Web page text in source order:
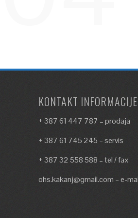
KONTAKT INFORMACIJE
+ 387 61 447 787 – prodaja
+ 387 61 745 245 – servis
+ 387 32 558 588 – tel / fax
ohs.kakanj@gmail.com – e-